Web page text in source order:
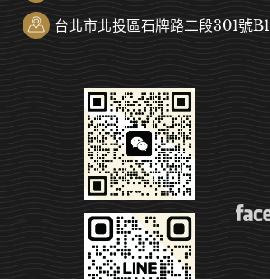
台北市北投區石牌路二段301號B1